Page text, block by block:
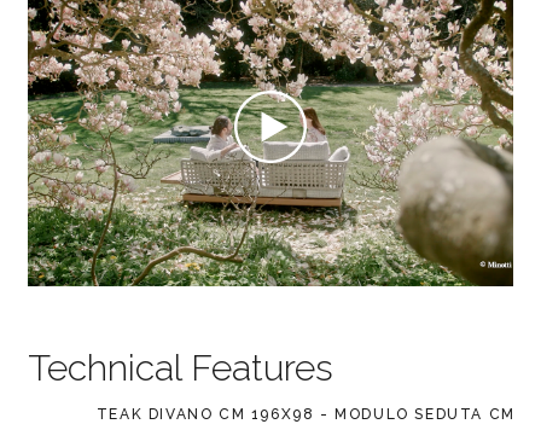
Technical Features
TEAK DIVANO CM 196X98 - MODULO SEDUTA CM